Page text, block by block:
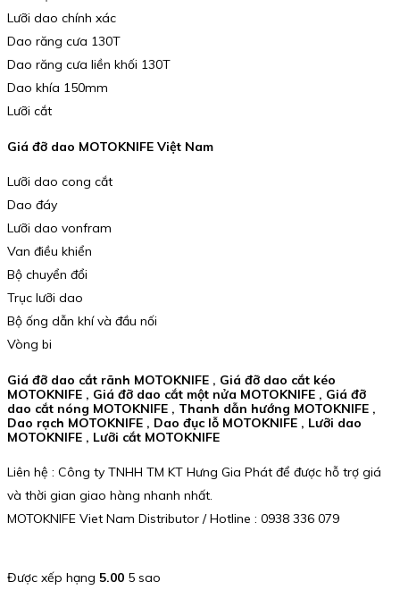
Lưỡi dao chính xác
Dao răng cưa 130T
Dao răng cưa liền khối 130T
Dao khía 150mm
Lưỡi cắt
Giá đỡ dao MOTOKNIFE Việt Nam
Lưỡi dao cong cắt
Dao đáy
Lưỡi dao vonfram
Van điều khiển
Bộ chuyển đổi
Trục lưỡi dao
Bộ ống dẫn khí và đầu nối
Vòng bi
Giá đỡ dao cắt rãnh MOTOKNIFE , Giá đỡ dao cắt kéo
MOTOKNIFE , Giá đỡ dao cắt một nửa MOTOKNIFE , Giá đỡ
dao cắt nóng MOTOKNIFE , Thanh dẫn hướng MOTOKNIFE ,
Dao rạch MOTOKNIFE , Dao đục lỗ MOTOKNIFE , Lưỡi dao
MOTOKNIFE , Lưỡi cắt MOTOKNIFE
Liên hệ : Công ty TNHH TM KT Hưng Gia Phát để được hỗ trợ giá
và thời gian giao hàng nhanh nhất.
MOTOKNIFE Viet Nam Distributor / Hotline : 0938 336 079
Được xếp hạng 5.00 5 sao